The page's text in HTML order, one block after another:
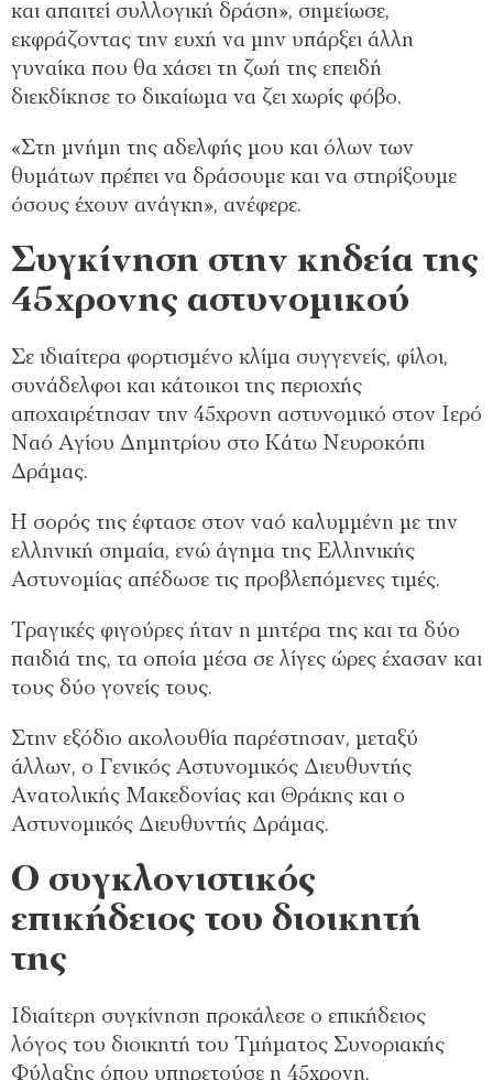
και απαιτεί συλλογική δράση», σημείωσε,
εκφράζοντας την ευχή να μην υπάρξει άλλη
γυναίκα που θα χάσει τη ζωή της επειδή
διεκδίκησε το δικαίωμα να ζει χωρίς φόβο.
«Στη μνήμη της αδελφής μου και όλων των
θυμάτων πρέπει να δράσουμε και να στηρίξουμε
όσους έχουν ανάγκη», ανέφερε.
Συγκίνηση στην κηδεία της
45χρονης αστυνομικού
Σε ιδιαίτερα φορτισμένο κλίμα συγγενείς, φίλοι,
συνάδελφοι και κάτοικοι της περιοχής
αποχαιρέτησαν την 45χρονη αστυνομικό στον Ιερό
Ναό Αγίου Δημητρίου στο Κάτω Νευροκόπι
Δράμας.
Η σορός της έφτασε στον ναό καλυμμένη με την
ελληνική σημαία, ενώ άγημα της Ελληνικής
Αστυνομίας απέδωσε τις προβλεπόμενες τιμές.
Τραγικές φιγούρες ήταν η μητέρα της και τα δύο
παιδιά της, τα οποία μέσα σε λίγες ώρες έχασαν και
τους δύο γονείς τους.
Στην εξόδιο ακολουθία παρέστησαν, μεταξύ
άλλων, ο Γενικός Αστυνομικός Διευθυντής
Ανατολικής Μακεδονίας και Θράκης και ο
Αστυνομικός Διευθυντής Δράμας.
Ο συγκλονιστικός
επικήδειος του διοικητή
της
Ιδιαίτερη συγκίνηση προκάλεσε ο επικήδειος
λόγος του διοικητή του Τμήματος Συνοριακής
Φύλαξης όπου υπηρετούσε η 45χρονη.